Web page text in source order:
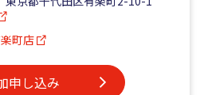
町店
申し込み